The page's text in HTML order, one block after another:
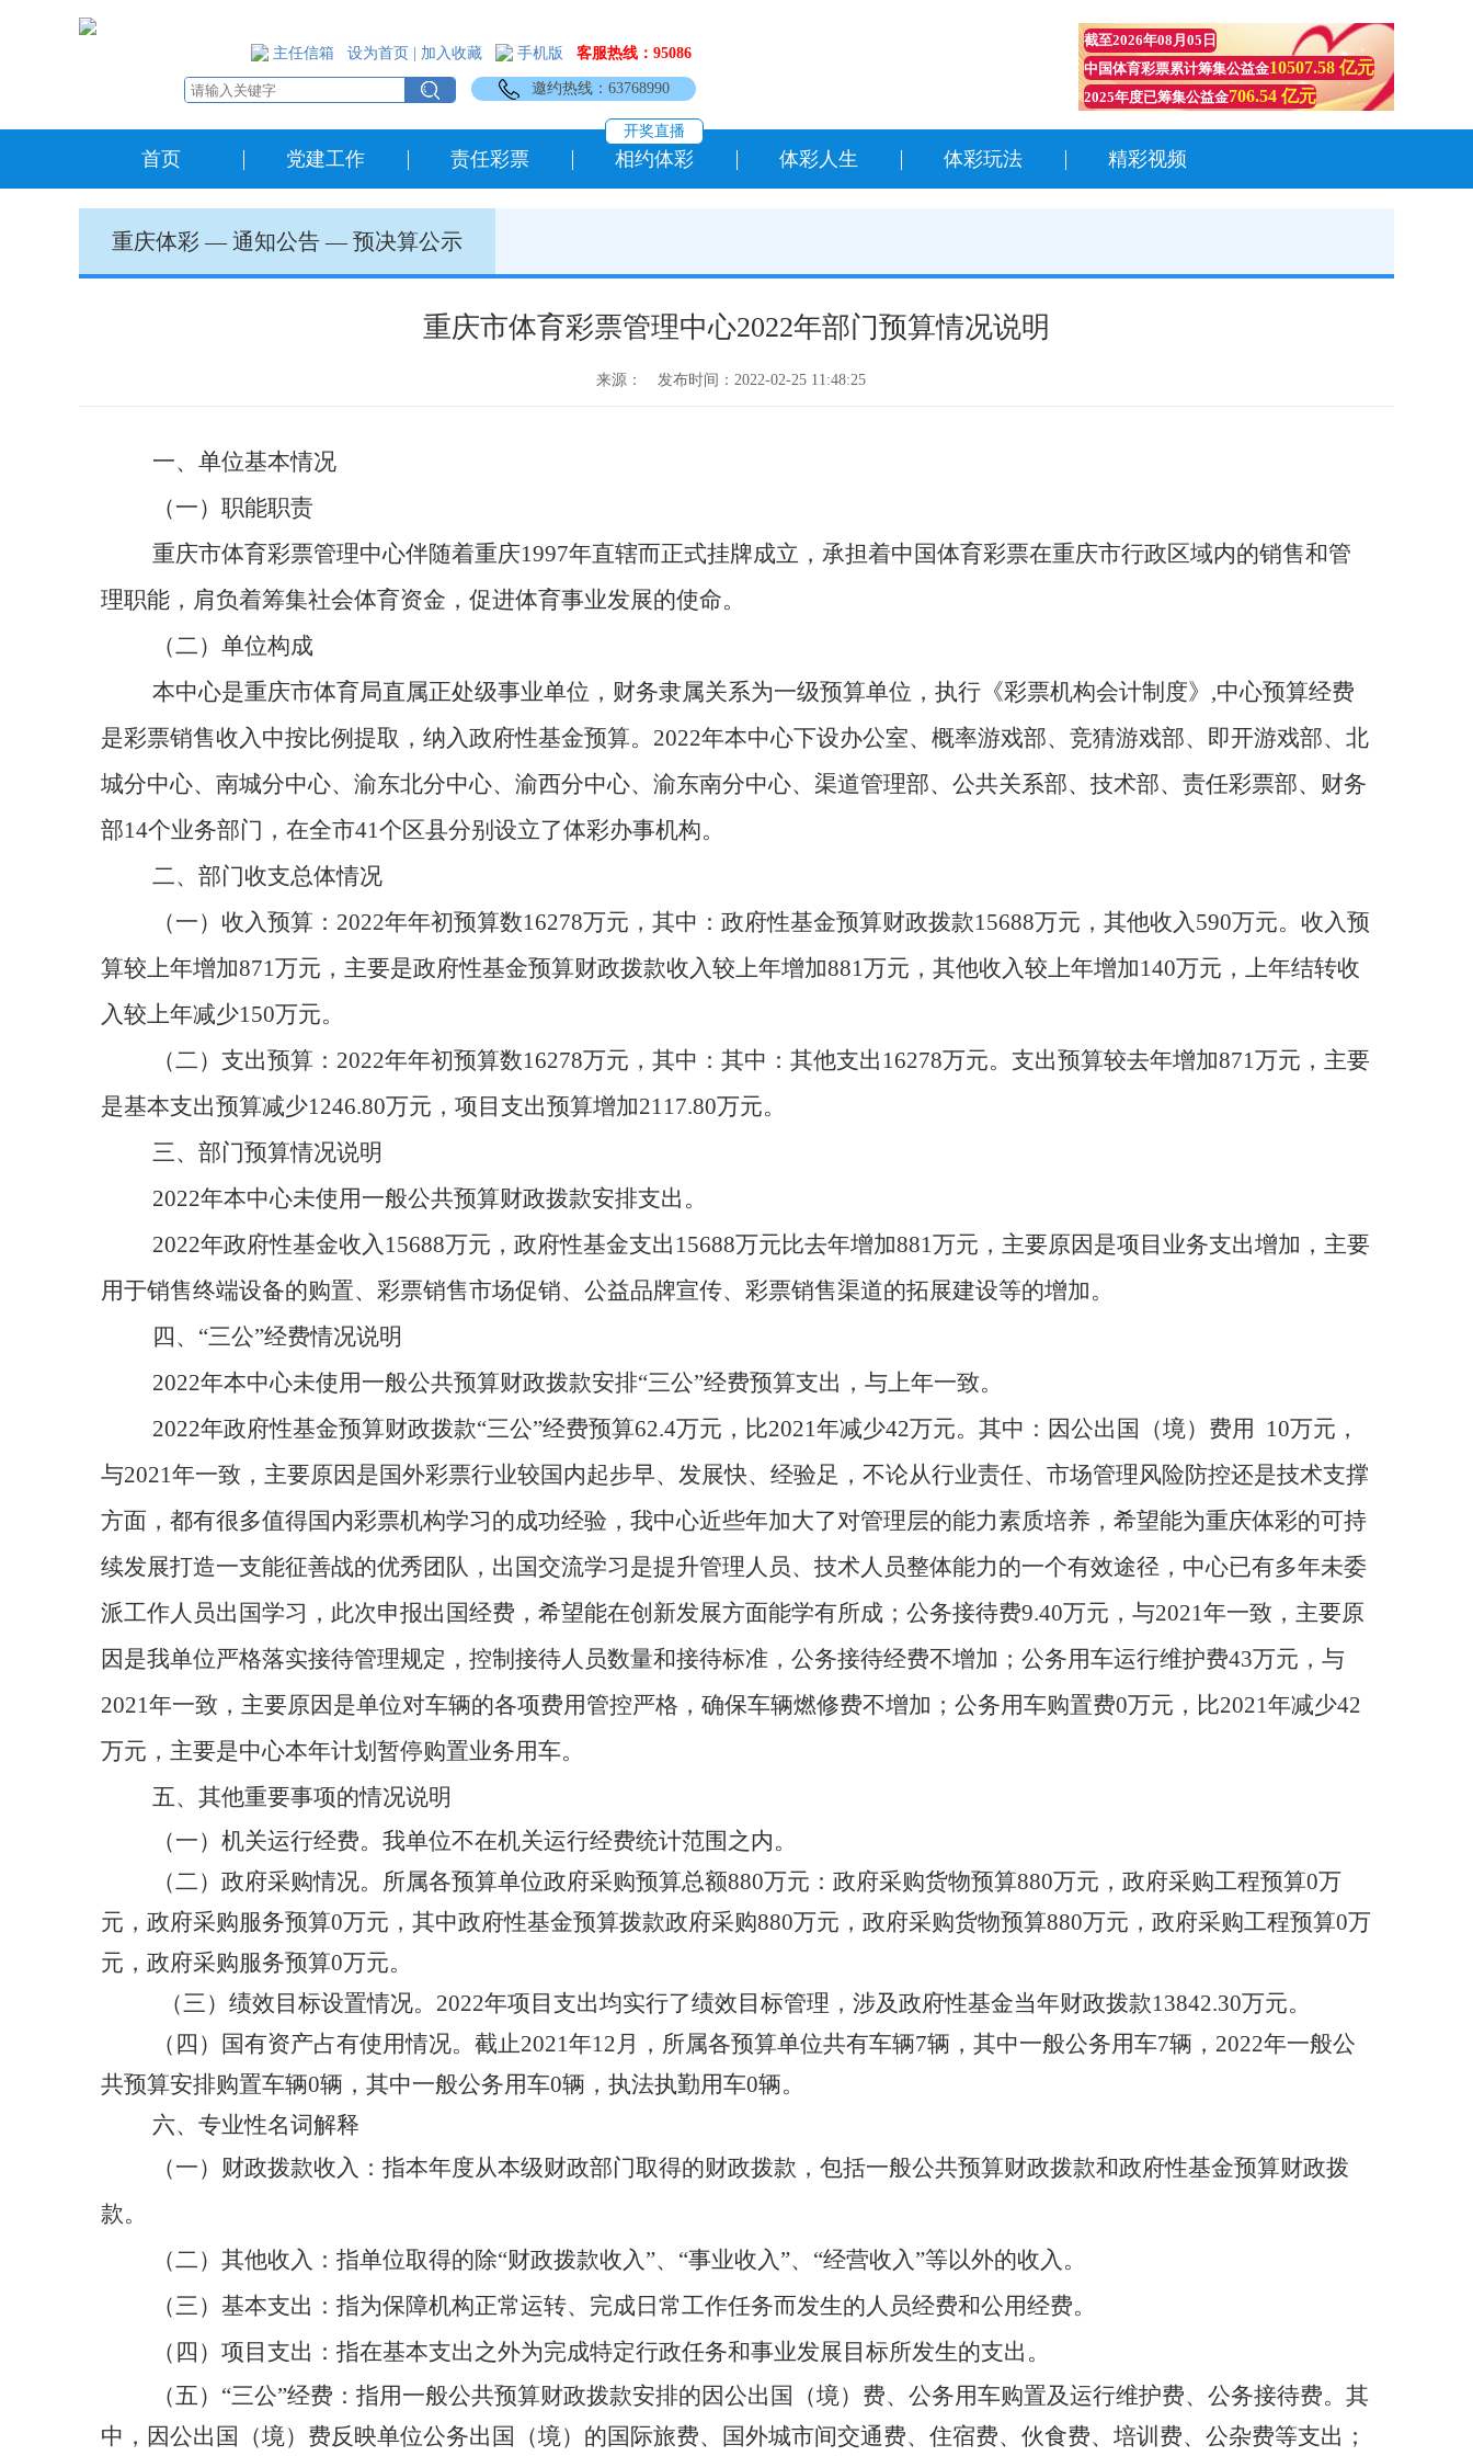
主任信箱 设为首页 加入收藏 手机版 客服热线：95086
邀约热线：63768990
截至2026年08月05日
中国体育彩票累计筹集公益金10507.58 亿元
2025年度已筹集公益金706.54 亿元
首页 党建工作 责任彩票 相约体彩
开奖直播
体彩人生 体彩玩法 精彩视频
重庆体彩—通知公告—预决算公示
重庆市体育彩票管理中心2022年部门预算情况说明
来源： 发布时间：2022-02-25 11:48:25
一、单位基本情况
（一）职能职责
重庆市体育彩票管理中心伴随着重庆1997年直辖而正式挂牌成立，承担着中国体育彩票在重庆市行政区域内的销售和管
理职能，肩负着筹集社会体育资金，促进体育事业发展的使命。
（二）单位构成
本中心是重庆市体育局直属正处级事业单位，财务隶属关系为一级预算单位，执行《彩票机构会计制度》,中心预算经费
是彩票销售收入中按比例提取，纳入政府性基金预算。2022年本中心下设办公室、概率游戏部、竞猜游戏部、即开游戏部、北
城分中心、南城分中心、渝东北分中心、渝西分中心、渝东南分中心、渠道管理部、公共关系部、技术部、责任彩票部、财务
部14个业务部门，在全市41个区县分别设立了体彩办事机构。
二、部门收支总体情况
（一）收入预算： 2022年年初预算数16278万元，其中：政府性基金预算财政拨款15688万元，其他收入590万元。收入预
算较上年增加871万元，主要是政府性基金预算财政拨款收入较上年增加881万元，其他收入较上年增加140万元，上年结转收
入较上年减少150万元。
（二）支出预算： 2022年年初预算数16278万元，其中：其中：其他支出16278万元。支出预算较去年增加871万元，主要
是基本支出预算减少1246.80万元，项目支出预算增加2117.80万元。
三、部门预算情况说明
2022年本中心未使用一般公共预算财政拨款安排支出。
2022年政府性基金收入15688万元，政府性基金支出15688万元比去年增加881万元，主要原因是项目业务支出增加，主要
用于销售终端设备的购置、彩票销售市场促销、公益品牌宣传、彩票销售渠道的拓展建设等的增加。
四、“三公”经费情况说明
2022年本中心未使用一般公共预算财政拨款安排“三公”经费预算支出，与上年一致。
2022年政府性基金预算财政拨款“三公”经费预算62.4万元，比2021年减少42万元。其中：因公出国（境）费用 10万元，
与2021年一致，主要原因是国外彩票行业较国内起步早、发展快、经验足，不论从行业责任、市场管理风险防控还是技术支撑
方面，都有很多值得国内彩票机构学习的成功经验，我中心近些年加大了对管理层的能力素质培养，希望能为重庆体彩的可持
续发展打造一支能征善战的优秀团队，出国交流学习是提升管理人员、技术人员整体能力的一个有效途径，中心已有多年未委
派工作人员出国学习，此次申报出国经费，希望能在创新发展方面能学有所成；公务接待费9.40万元，与2021年一致，主要原
因是我单位严格落实接待管理规定，控制接待人员数量和接待标准，公务接待经费不增加；公务用车运行维护费43万元，与
2021年一致，主要原因是单位对车辆的各项费用管控严格，确保车辆燃修费不增加；公务用车购置费0万元，比2021年减少42
万元，主要是中心本年计划暂停购置业务用车。
五、其他重要事项的情况说明
（一） 机关运行经费。我单位不在机关运行经费统计范围之内。
（二） 政府采购情况。所属各预算单位政府采购预算总额880万元：政府采购货物预算880万元，政府采购工程预算0万
元，政府采购服务预算0万元，其中政府性基金预算拨款政府采购880万元，政府采购货物预算880万元，政府采购工程预算0万
元，政府采购服务预算0万元。
（三） 绩效目标设置情况。2022年项目支出均实行了绩效目标管理，涉及政府性基金当年财政拨款13842.30万元。
（四）
国有资产占有使用情况。截止2021年12月，所属各预算单位共有车辆7辆，其中一般公务用车7辆，2022年一般公
共预算安排购置车辆0辆，其中一般公务用车0辆，执法执勤用车0辆。
六、专业性名词解释
（一）财政拨款收入：指本年度从本级财政部门取得的财政拨款，包括一般公共预算财政拨款和政府性基金预算财政拨
款。
（二）其他收入：指单位取得的除“财政拨款收入”、“事业收入”、“经营收入”等以外的收入。
（三）基本支出：指为保障机构正常运转、完成日常工作任务而发生的人员经费和公用经费。
（四）项目支出：指在基本支出之外为完成特定行政任务和事业发展目标所发生的支出。
（五）“三公”经费：指用一般公共预算财政拨款安排的因公出国（境）费、公务用车购置及运行维护费、公务接待费。其
中，因公出国（境）费反映单位公务出国（境）的国际旅费、国外城市间交通费、住宿费、伙食费、培训费、公杂费等支出；